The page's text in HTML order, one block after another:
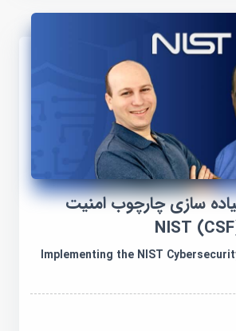
سازی چارچوب امنیت
Implementing the NIST